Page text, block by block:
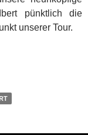
pünktlich die
unserer Tour.